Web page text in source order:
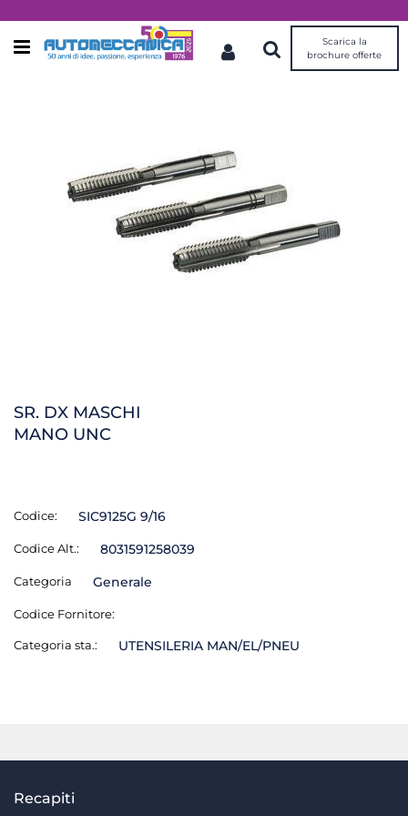
Open menu
Scarica la
brochure offerte
SR. DX MASCHI
MANO UNC
Codice: SIC9125G 9/16
Codice Alt.: 8031591258039
Categoria Generale
Codice Fornitore:
Categoria sta.: UTENSILERIA MAN/EL/PNEU
Recapiti